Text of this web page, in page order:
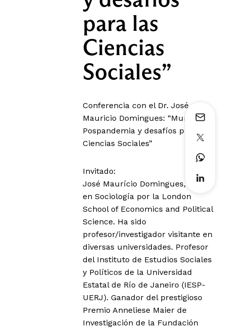
para las
Ciencias
Sociales”
Conferencia con el Dr. José
Mauricio Domingues: “Mundo
Pospandemia y desafíos para las
Ciencias Sociales”
Invitado:
José Maurício Domingues, Doctor
en Sociología por la London
School of Economics and Political
Science. Ha sido
profesor/investigador visitante en
diversas universidades. Profesor
del Instituto de Estudios Sociales
y Políticos de la Universidad
Estatal de Río de Janeiro (IESP-
UERJ). Ganador del prestigioso
Premio Anneliese Maier de
Investigación de la Fundación